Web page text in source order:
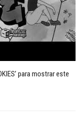
para mostrar este